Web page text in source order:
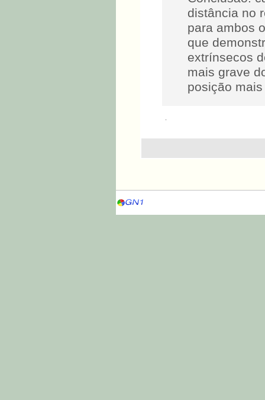
distância no
para ambos
que
extrínsecos
mais grave
posição